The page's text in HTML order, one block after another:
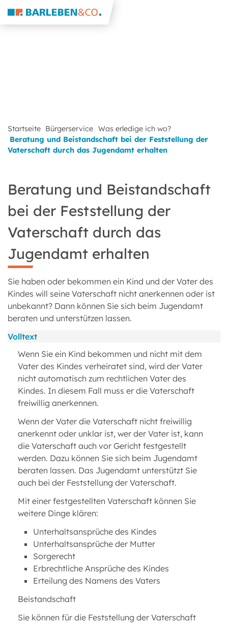
Startseite Bürgerservice Was erledige ich wo?
Beratung und Beistandschaft bei der Feststellung der
Vaterschaft durch das Jugendamt erhalten
Beratung und Beistandschaft
bei der Feststellung der
Vaterschaft durch das
Jugendamt erhalten
Sie haben oder bekommen ein Kind und der Vater des
Kindes will seine Vaterschaft nicht anerkennen oder ist
unbekannt? Dann können Sie sich beim Jugendamt
beraten und unterstützen lassen.
Volltext
Wenn Sie ein Kind bekommen und nicht mit dem
Vater des Kindes verheiratet sind, wird der Vater
nicht automatisch zum rechtlichen Vater des
Kindes. In diesem Fall muss er die Vaterschaft
freiwillig anerkennen.
Wenn der Vater die Vaterschaft nicht freiwillig
anerkennt oder unklar ist, wer der Vater ist, kann
die Vaterschaft auch vor Gericht festgestellt
werden. Dazu können Sie sich beim Jugendamt
beraten lassen. Das Jugendamt unterstützt Sie
auch bei der Feststellung der Vaterschaft.
Mit einer festgestellten Vaterschaft können Sie
weitere Dinge klären:
Unterhaltsansprüche des Kindes
Unterhaltsansprüche der Mutter
Sorgerecht
Erbrechtliche Ansprüche des Kindes
Erteilung des Namens des Vaters
Beistandschaft
Sie können für die Feststellung der Vaterschaft